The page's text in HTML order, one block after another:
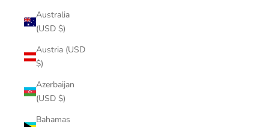
Australia
(USD $)
Austria (USD
$)
Azerbaijan
(USD $)
Bahamas